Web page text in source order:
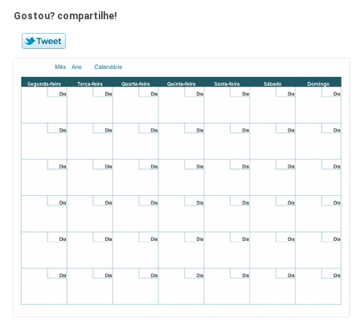
Gostou? compartilhe!